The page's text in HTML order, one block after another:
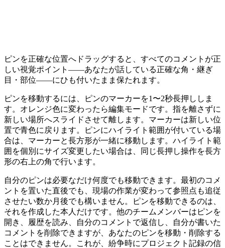
ピンを正確な位置へドラッグすると、すべてのコメントが正
しい視覚ポイント——あなたが話している正確な角・継ぎ
目・部位——にひも付いたまま保たれます。
ピンを移動するには、ピンのマーカーを1〜2秒長押ししま
す。オレンジ色に変わったら編集モードです。指を離さずに
新しい場所へスライドさせて離します。マーカーは新しい位
置で青色に戻ります。ピンにハイライト範囲が付いている場
合は、マーカーと長方形が一緒に移動します。ハイライト範
囲を個別にサイズ変更したい場合は、同じ長押し操作を長方
形の右上の角で行います。
自分のピンは必要なだけ何度でも移動できます。最初のコメ
ントを置いた直後でも、現場の作業が変わって参照点も追従
させたい数か月後でも構いません。ピンを移動できるのは、
それを作成した本人だけです。他のチームメンバーはピンを
開き、履歴を読み、自分のコメントで返信し、自分が書いた
コメントを削除できますが、あなたのピンを移動・削除する
ことはできません。これが、紛争時にプロジェクト記録の信